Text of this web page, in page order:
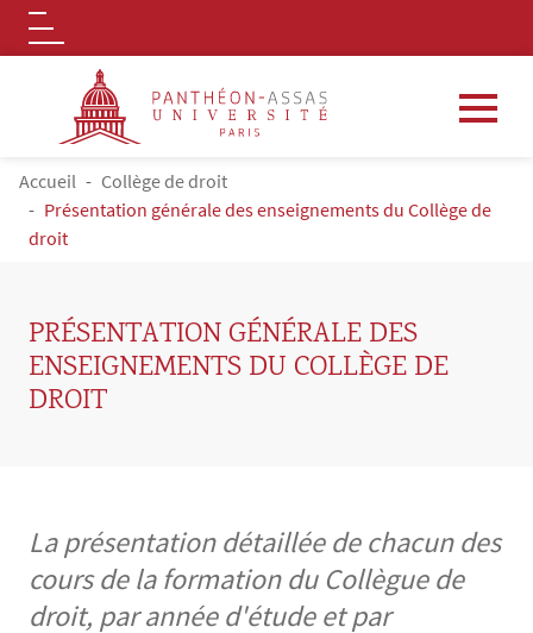
Aller au contenu principal
Logo
FIL D'ARIANE
Accueil
Collège de droit
Présentation générale des enseignements du Collège de
droit
PRÉSENTATION GÉNÉRALE DES
ENSEIGNEMENTS DU COLLÈGE DE
DROIT
La présentation détaillée de chacun des
cours de la formation du Collègue de
droit, par année d'étude et par